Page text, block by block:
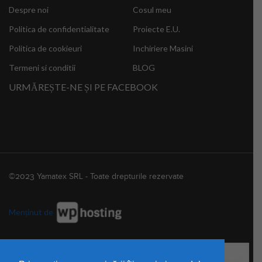
Despre noi
Politica de confidentialitate
Politica de cookieuri
Termeni si conditii
Cosul meu
Proiecte E.U.
Inchiriere Masini
BLOG
URMĂREȘTE-NE ȘI PE FACEBOOK
©2023 Yamatex SRL - Toate drepturile rezervate
Menținut de